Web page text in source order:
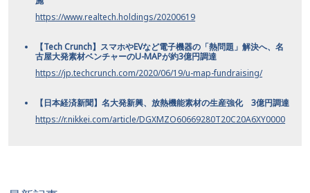
https://www.realtech.holdings/20200619
【Tech Crunch】スマホやEVなど電子機器の「熱問題」解決へ、名
古屋大発素材ベンチャーのU-MAPが約3億円調達
https://jp.techcrunch.com/2020/06/19/u-map-fundraising/
【日本経済新聞】名大発新興、放熱機能素材の生産強化 3億円調達
https://r.nikkei.com/article/DGXMZO60669280T20C20A6XY0000